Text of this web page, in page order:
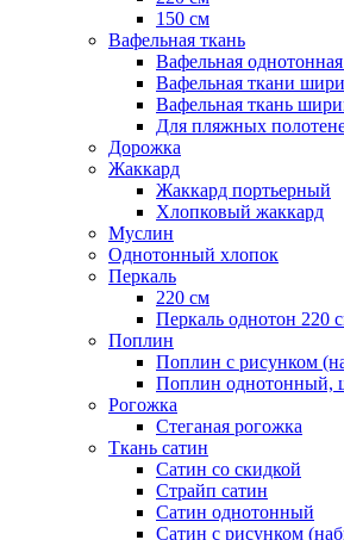
150 см
Вафельная ткань
Вафельная
Вафельная ткани
Вафельная ткань
Для пляжных
Дорожка
Жаккард
Жаккард портьерный
Хлопковый жаккард
Муслин
Однотонный хлопок
Перкаль
220 см
Перкаль однотон 220
Поплин
Поплин с рисунком
Поплин однотонный,
Рогожка
Стеганая рогожка
Ткань сатин
Сатин со скидкой
Страйп сатин
Сатин однотонный
Сатин с рисунком